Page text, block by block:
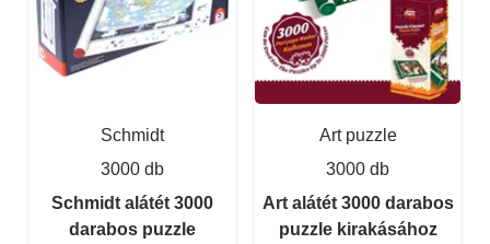
Schmidt
3000 db
Schmidt alátét 3000
darabos puzzle
Art puzzle
3000 db
Art alátét 3000 darabos
puzzle kirakásához